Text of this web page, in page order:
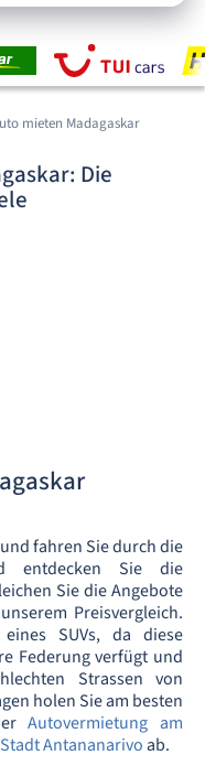
mieten Madagaskar
Die
fahren Sie durch die
entdecken Sie die
Sie die Angebote
Preisvergleich.
SUVs, da diese
Federung verfügt und
Strassen von
holen Sie am besten
Autovermietung am
Stadt Antananarivoab.